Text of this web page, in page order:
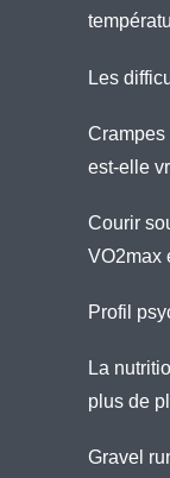
Les
Crampes
est-elle
Courir
VO2max
Profil
La
plus de
Gravel